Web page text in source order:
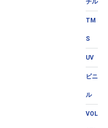
チル
TM
S
UV
ビニ
ル
VOL